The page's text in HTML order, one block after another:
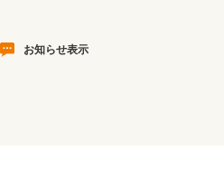
お知らせ表示